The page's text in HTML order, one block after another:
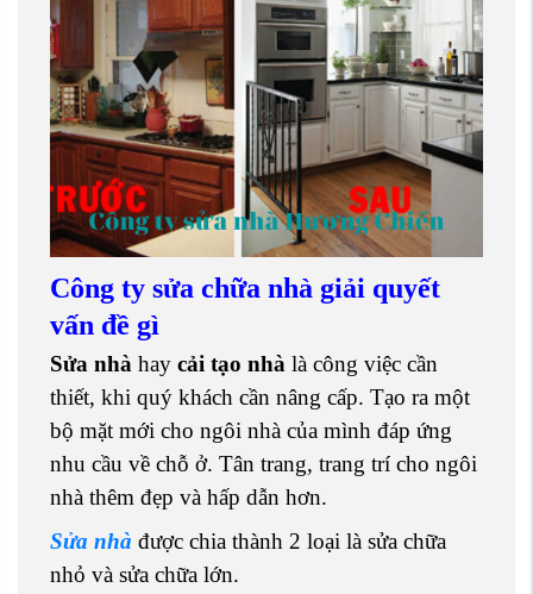
Công ty sửa chữa nhà giải quyết
vấn đề gì
Sửa nhà hay cải tạo nhà là công việc cần
thiết, khi quý khách cần nâng cấp. Tạo ra một
bộ mặt mới cho ngôi nhà của mình đáp ứng
nhu cầu về chỗ ở. Tân trang, trang trí cho ngôi
nhà thêm đẹp và hấp dẫn hơn.
Sửa nhà được chia thành 2 loại là sửa chữa
nhỏ và sửa chữa lớn.